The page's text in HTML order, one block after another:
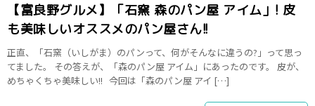
【富良野グルメ】「石窯 森のパン屋 アイム」! 皮
も美味しいオススメのパン屋さん!!
正直、「石窯（いしがま）のパンって、何がそんなに違うの?」って思っ
てました。 その答えが、「森のパン屋 アイム」にあったのです。 皮が、
めちゃくちゃ美味しい!! 今回は「森のパン屋 アイ […]